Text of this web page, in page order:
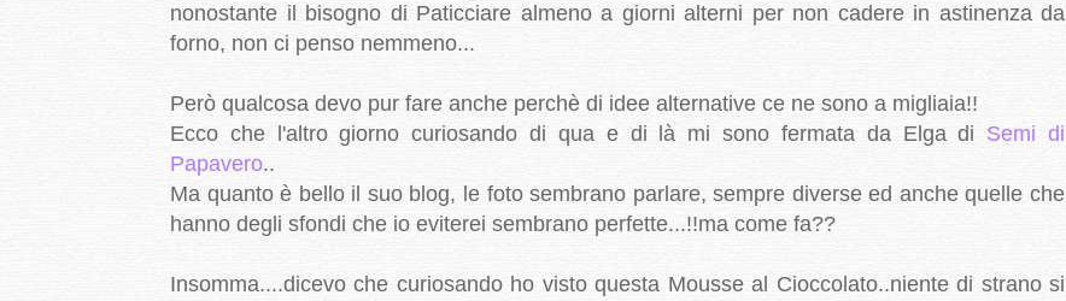
nonostante il bisogno di Paticciare almeno a giorni alterni per non cadere in astinenza da
forno, non ci penso nemmeno...
Però qualcosa devo pur fare anche perchè di idee alternative ce ne sono a migliaia!!
Ecco che l'altro giorno curiosando di qua e di là mi sono fermata da Elga di Semi di
Papavero..
Ma quanto è bello il suo blog, le foto sembrano parlare, sempre diverse ed anche quelle che
hanno degli sfondi che io eviterei sembrano perfette...!!ma come fa??
Insomma....dicevo che curiosando ho visto questa Mousse al Cioccolato..niente di strano si